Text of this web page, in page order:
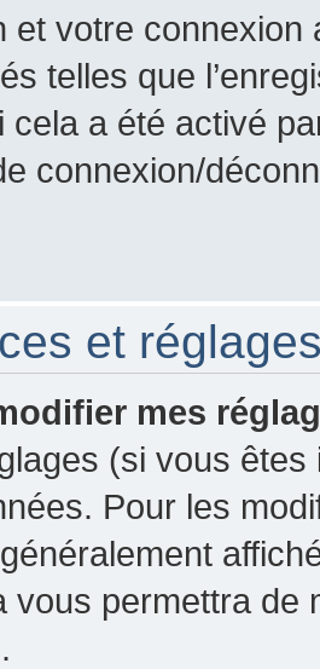
et votre
telles que
cela a été activé
connexion/
et
mes
(si vous
Pour les
vous permettra de